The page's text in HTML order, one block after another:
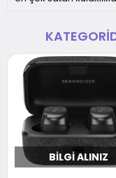
BILGI ALINIZ